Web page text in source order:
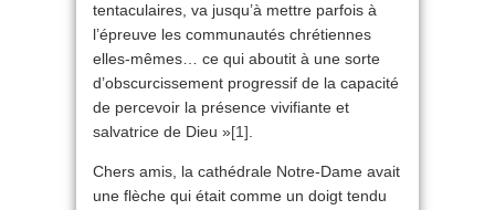
tentaculaires, va jusqu’à mettre parfois à
l’épreuve les communautés chrétiennes
elles-mêmes… ce qui aboutit à une sorte
d’obscurcissement progressif de la capacité
de percevoir la présence vivifiante et
salvatrice de Dieu »[1].
Chers amis, la cathédrale Notre-Dame avait
une flèche qui était comme un doigt tendu